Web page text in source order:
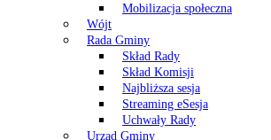
Mobilizacja społeczna
Wójt
Rada Gminy
Skład Rady
Skład Komisji
Najbliższa sesja
Streaming eSesja
Uchwały Rady
Urząd Gminy